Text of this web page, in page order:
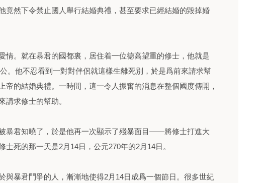
竟然下令禁止國人舉行結婚典禮，甚至要求已經結婚的毀掉婚
情。就在暴君的國都裏，居住着一位德高望重的修士，他就是
。他不忍看到一對對伴侶就這樣生離死別，於是爲前來請求幫
帝的結婚典禮。一時間，這一令人振奮的消息在整個國度傳開，
請求修士的幫助。
暴君知曉了，於是他再一次顯示了殘暴面目——將修士打進大
士死的那一天是2月14日，公元270年的2月14日。
與暴君鬥爭的人，漸漸地使得2月14日成爲一個節日。很多世紀